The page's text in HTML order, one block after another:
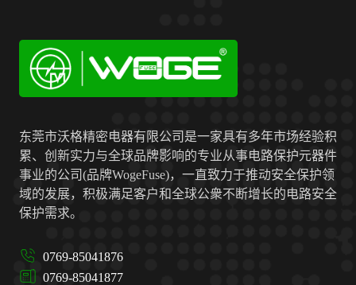
东莞市沃格精密电器有限公司是一家具有多年市场经验积
累、创新实力与全球品牌影响的专业从事电路保护元器件
事业的公司(品牌WogeFuse)，一直致力于推动安全保护领
域的发展，积极满足客户和全球公衆不断增长的电路安全
保护需求。
0769-85041876
0769-85041877